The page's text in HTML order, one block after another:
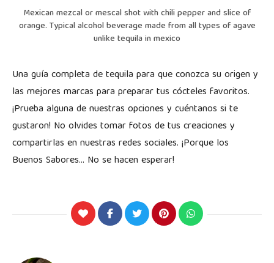
Mexican mezcal or mescal shot with chili pepper and slice of
orange. Typical alcohol beverage made from all types of agave
unlike tequila in mexico
Una guía completa de tequila para que conozca su origen y
las mejores marcas para preparar tus cócteles favoritos.
¡Prueba alguna de nuestras opciones y cuéntanos si te
gustaron! No olvides tomar fotos de tus creaciones y
compartirlas en nuestras redes sociales. ¡Porque los
Buenos Sabores… No se hacen esperar!